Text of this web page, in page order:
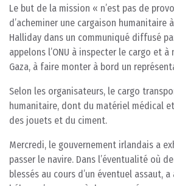
Le but de la mission « n’est pas de
d’acheminer une cargaison humanitaire
Halliday dans un communiqué diffusé par
appelons l’ONU à inspecter le cargo et à
Gaza, à faire monter à bord un
Selon les organisateurs, le cargo
humanitaire, dont du matériel médical
des jouets et du ciment.
Mercredi, le gouvernement irlandais a
passer le navire. Dans l’éventualité où
blessés au cours d’un éventuel assaut, a